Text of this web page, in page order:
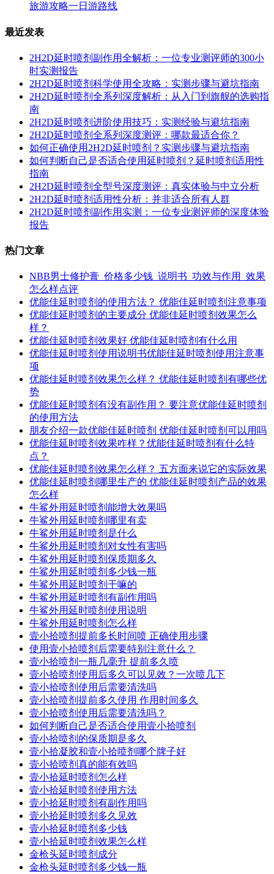
旅游攻略一日游路线
最近发表
2H2D延时喷剂副作用全解析：一位专业测评师的300小
时实测报告
2H2D延时喷剂科学使用全攻略：实测步骤与避坑指南
2H2D延时喷剂全系列深度解析：从入门到旗舰的选购指
南
2H2D延时喷剂进阶使用技巧：实测经验与避坑指南
2H2D延时喷剂全系列深度测评：哪款最适合你？
如何正确使用2H2D延时喷剂？实测步骤与避坑指南
如何判断自己是否适合使用延时喷剂？延时喷剂适用性
指南
2H2D延时喷剂全型号深度测评：真实体验与中立分析
2H2D延时喷剂适用性分析：并非适合所有人群
2H2D延时喷剂副作用实测：一位专业测评师的深度体验
报告
热门文章
NBB男士修护膏_价格多少钱_说明书_功效与作用_效果
怎么样点评
优能佳延时喷剂的使用方法？ 优能佳延时喷剂注意事项
优能佳延时喷剂的主要成分 优能佳延时喷剂效果怎么
样？
优能佳延时喷剂效果好 优能佳延时喷剂有什么用
优能佳延时喷剂使用说明书优能佳延时喷剂使用注意事
项
优能佳延时喷剂效果怎么样？ 优能佳延时喷剂有哪些优
势
优能佳延时喷剂有没有副作用？ 要注意优能佳延时喷剂
的使用方法
朋友介绍一款优能佳延时喷剂 优能佳延时喷剂可以用吗
优能佳延时喷剂效果咋样？优能佳延时喷剂有什么特
点？
优能佳延时喷剂效果怎么样？ 五方面来说它的实际效果
优能佳延时喷剂哪里生产的 优能佳延时喷剂产品的效果
怎么样
牛鲨外用延时喷剂能增大效果吗
牛鲨外用延时喷剂哪里有卖
牛鲨外用延时喷剂是什么
牛鲨外用延时喷剂对女性有害吗
牛鲨外用延时喷剂保质期多久
牛鲨外用延时喷剂多少钱一瓶
牛鲨外用延时喷剂干嘛的
牛鲨外用延时喷剂有副作用吗
牛鲨外用延时喷剂使用说明
牛鲨外用延时喷剂怎么样
壹小拾喷剂提前多长时间喷 正确使用步骤
使用壹小拾喷剂后需要特别注意什么？
壹小拾喷剂一瓶几毫升 提前多久喷
壹小拾喷剂使用后多久可以见效？一次喷几下
壹小拾喷剂使用后需要清洗吗
壹小拾喷剂提前多久使用 作用时间多久
壹小拾喷剂使用后需要清洗吗？
如何判断自己是否适合使用壹小拾喷剂
壹小拾喷剂的保质期是多久
壹小拾凝胶和壹小拾喷剂哪个牌子好
壹小拾喷剂真的能有效吗
壹小拾延时喷剂怎么样
壹小拾延时喷剂使用方法
壹小拾延时喷剂有副作用吗
壹小拾延时喷剂多久见效
壹小拾延时喷剂多少钱
壹小拾延时喷剂效果怎么样
金枪头延时喷剂成分
金枪头延时喷剂多少钱一瓶